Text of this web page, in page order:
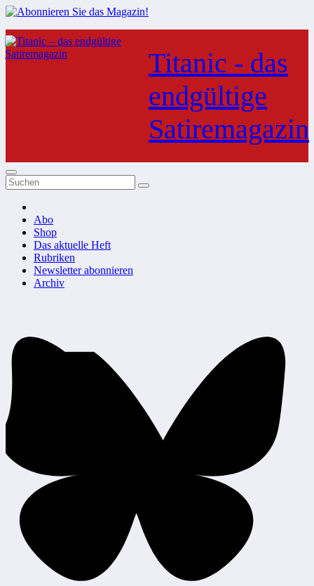
Zum
Inhalt
springen
Titanic - das
endgültige
Satiremagazin
Abo
Shop
Das aktuelle Heft
Rubriken
Newsletter abonnieren
Archiv